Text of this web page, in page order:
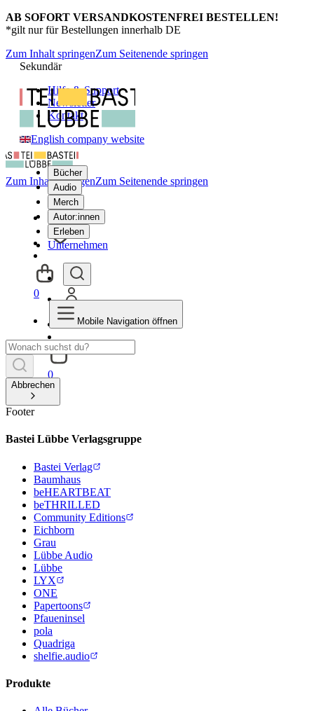
AB SOFORT VERSANDKOSTENFREI BESTELLEN!
*gilt nur für Bestellungen innerhalb DE
Zum Inhalt springenZum Seitenende springen
Sekundär
Hilfe & Support
Newsletter
Kontakt
English company website
Bücher
Audio
Merch
Autor:innen
Erleben
Unternehmen
0
Zum Inhalt springenZum Seitenende springen
0
Mobile Navigation öffnen
Abbrechen
Footer
Bastei Lübbe Verlagsgruppe
Bastei Verlag
Baumhaus
beHEARTBEAT
beTHRILLED
Community Editions
Eichborn
Grau
Lübbe Audio
Lübbe
LYX
ONE
Papertoons
Pfaueninsel
pola
Quadriga
shelfie.audio
Produkte